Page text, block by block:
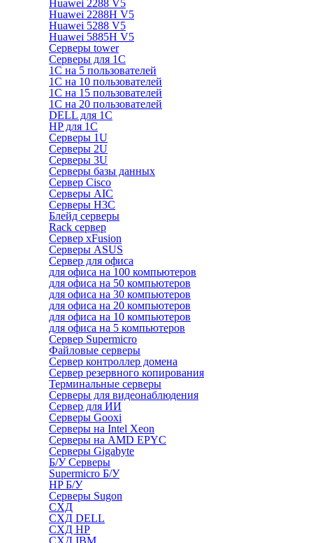
Huawei 2288 V5
Huawei 2288H V5
Huawei 5288 V5
Huawei 5885H V5
Серверы tower
Серверы для 1C
1С на 5 пользователей
1С на 10 пользователей
1С на 15 пользователей
1С на 20 пользователей
DELL для 1С
HP для 1С
Серверы 1U
Серверы 2U
Серверы 3U
Серверы базы данных
Сервер Cisco
Серверы AIC
Серверы H3C
Блейд серверы
Rack сервер
Сервер xFusion
Серверы ASUS
Сервер для офиса
для офиса на 100 компьютеров
для офиса на 50 компьютеров
для офиса на 30 компьютеров
для офиса на 20 компьютеров
для офиса на 10 компьютеров
для офиса на 5 компьютеров
Сервер Supermicro
Файловые серверы
Сервер контроллер домена
Сервер резервного копирования
Терминальные серверы
Серверы для видеонаблюдения
Сервер для ИИ
Серверы Gooxi
Серверы на Intel Xeon
Серверы на AMD EPYC
Серверы Gigabyte
Б/У Серверы
Supermicro Б/У
HP Б/У
Серверы Sugon
СХД
СХД DELL
СХД HP
СХД IBM